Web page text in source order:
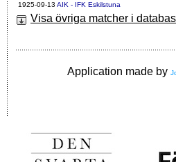
1925-09-13 AIK - IFK Eskilstuna
Visa övriga matcher i
Application made by